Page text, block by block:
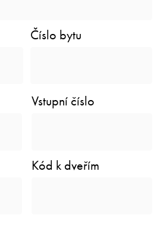
Číslo bytu
Vstupní číslo
Kód k dveřím